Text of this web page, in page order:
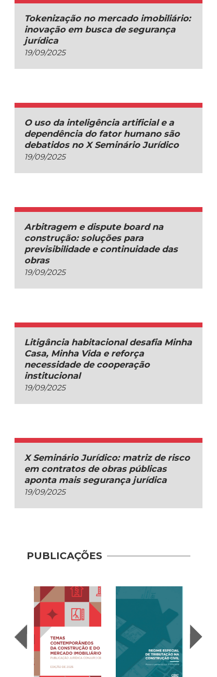
Tokenização no mercado imobiliário:
inovação em busca de segurança
jurídica
19/09/2025
O uso da inteligência artificial e a
dependência do fator humano são
debatidos no X Seminário Jurídico
19/09/2025
Arbitragem e dispute board na
construção: soluções para
previsibilidade e continuidade das
obras
19/09/2025
Litigância habitacional desafia Minha
Casa, Minha Vida e reforça
necessidade de cooperação
institucional
19/09/2025
X Seminário Jurídico: matriz de risco
em contratos de obras públicas
aponta mais segurança jurídica
19/09/2025
PUBLICAÇÕES